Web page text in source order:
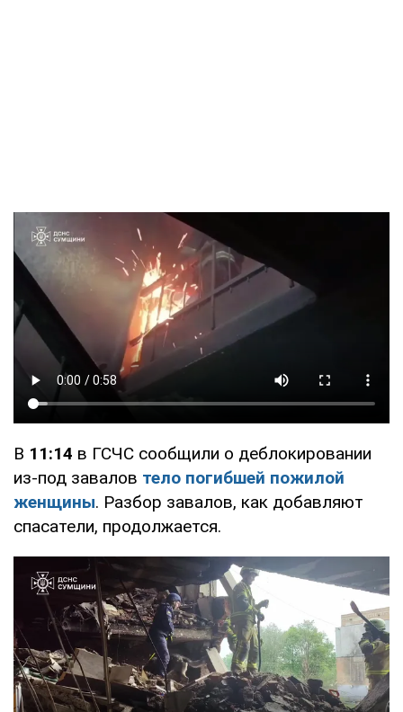
В 11:14 в ГСЧС сообщили о деблокировании
из-под завалов тело погибшей пожилой
женщины. Разбор завалов, как добавляют
спасатели, продолжается.